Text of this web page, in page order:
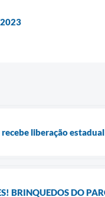
liberação
BRINQUEDOS DO